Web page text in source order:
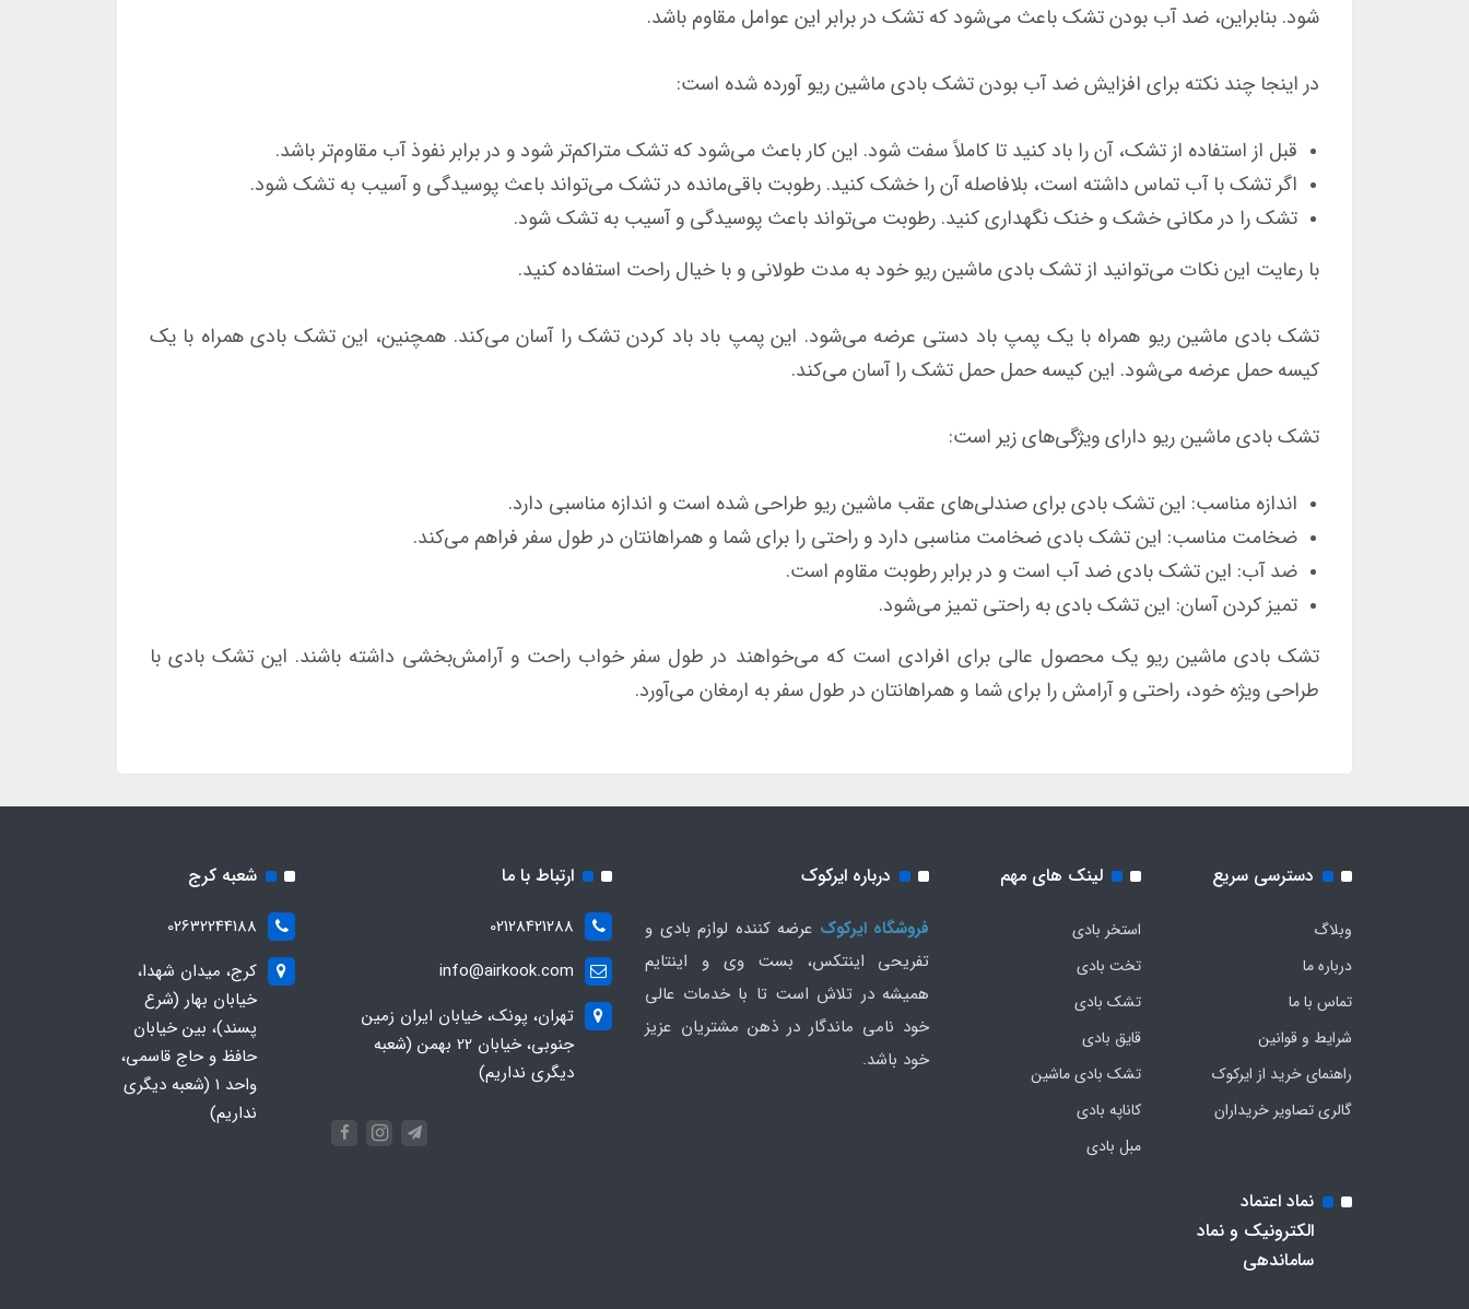
شود. بنابراین، ضد آب بودن تشک باعث می‌شود که تشک در برابر این عوامل مقاوم باشد.
در اینجا چند نکته برای افزایش ضد آب بودن تشک بادی ماشین ریو آورده شده است:
قبل از استفاده از تشک، آن را باد کنید تا کاملاً سفت شود. این کار باعث می‌شود که تشک متراکم‌تر شود و در برابر نفوذ آب مقاوم‌تر باشد.
اگر تشک با آب تماس داشته است، بلافاصله آن را خشک کنید. رطوبت باقی‌مانده در تشک می‌تواند باعث پوسیدگی و آسیب به تشک شود.
تشک را در مکانی خشک و خنک نگهداری کنید. رطوبت می‌تواند باعث پوسیدگی و آسیب به تشک شود.
با رعایت این نکات می‌توانید از تشک بادی ماشین ریو خود به مدت طولانی و با خیال راحت استفاده کنید.
تشک بادی ماشین ریو همراه با یک پمپ باد دستی عرضه می‌شود. این پمپ باد باد کردن تشک را آسان می‌کند. همچنین، این تشک بادی همراه با یک
کیسه حمل عرضه می‌شود. این کیسه حمل حمل تشک را آسان می‌کند.
تشک بادی ماشین ریو دارای ویژگی‌های زیر است:
اندازه مناسب: این تشک بادی برای صندلی‌های عقب ماشین ریو طراحی شده است و اندازه مناسبی دارد.
ضخامت مناسب: این تشک بادی ضخامت مناسبی دارد و راحتی را برای شما و همراهانتان در طول سفر فراهم می‌کند.
ضد آب: این تشک بادی ضد آب است و در برابر رطوبت مقاوم است.
تمیز کردن آسان: این تشک بادی به راحتی تمیز می‌شود.
تشک بادی ماشین ریو یک محصول عالی برای افرادی است که می‌خواهند در طول سفر خواب راحت و آرامش‌بخشی داشته باشند. این تشک بادی با
طراحی ویژه خود، راحتی و آرامش را برای شما و همراهانتان در طول سفر به ارمغان می‌آورد.
دسترسی سریع
وبلاگ
درباره ما
تماس با ما
شرایط و قوانین
راهنمای خرید از ایرکوک
گالری تصاویر خریداران
لینک های مهم
استخر بادی
تخت بادی
تشک بادی
قایق بادی
تشک بادی ماشین
کاناپه بادی
مبل بادی
درباره ایرکوک
فروشگاه ایرکوک عرضه کننده لوازم بادی و
تفریحی اینتکس، بست وی و اینتایم
همیشه در تلاش است تا با خدمات عالی
خود نامی ماندگار در ذهن مشتریان عزیز
خود باشد.
ارتباط با ما
02128421288
info@airkook.com
تهران، پونک، خیابان ایران زمین
جنوبی، خیابان 22 بهمن (شعبه
دیگری نداریم)
شعبه کرج
02632244188
کرج، میدان شهدا،
خیابان بهار (شرع
پسند)، بین خیابان
حافظ و حاج قاسمی،
واحد ۱ (شعبه دیگری
نداریم)
نماد اعتماد
الکترونیک و نماد
ساماندهی